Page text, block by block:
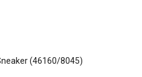
(46160/8045)